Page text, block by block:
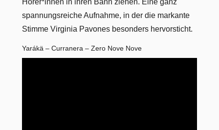
Hörer*innen in ihren Bann ziehen. Eine ganz
spannungsreiche Aufnahme, in der die markante
Stimme Virginia Pavones besonders hervorsticht.
Yarákä – Curranera – Zero Nove Nove